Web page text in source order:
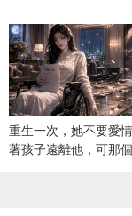
重生一次，她不要愛
著孩子遠離他，可那